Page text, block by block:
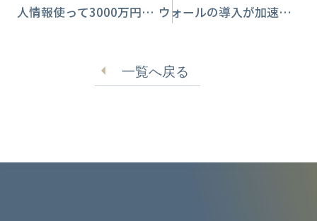
人情報使って3000万円 ウォールの導入が加速す
一覧へ戻る